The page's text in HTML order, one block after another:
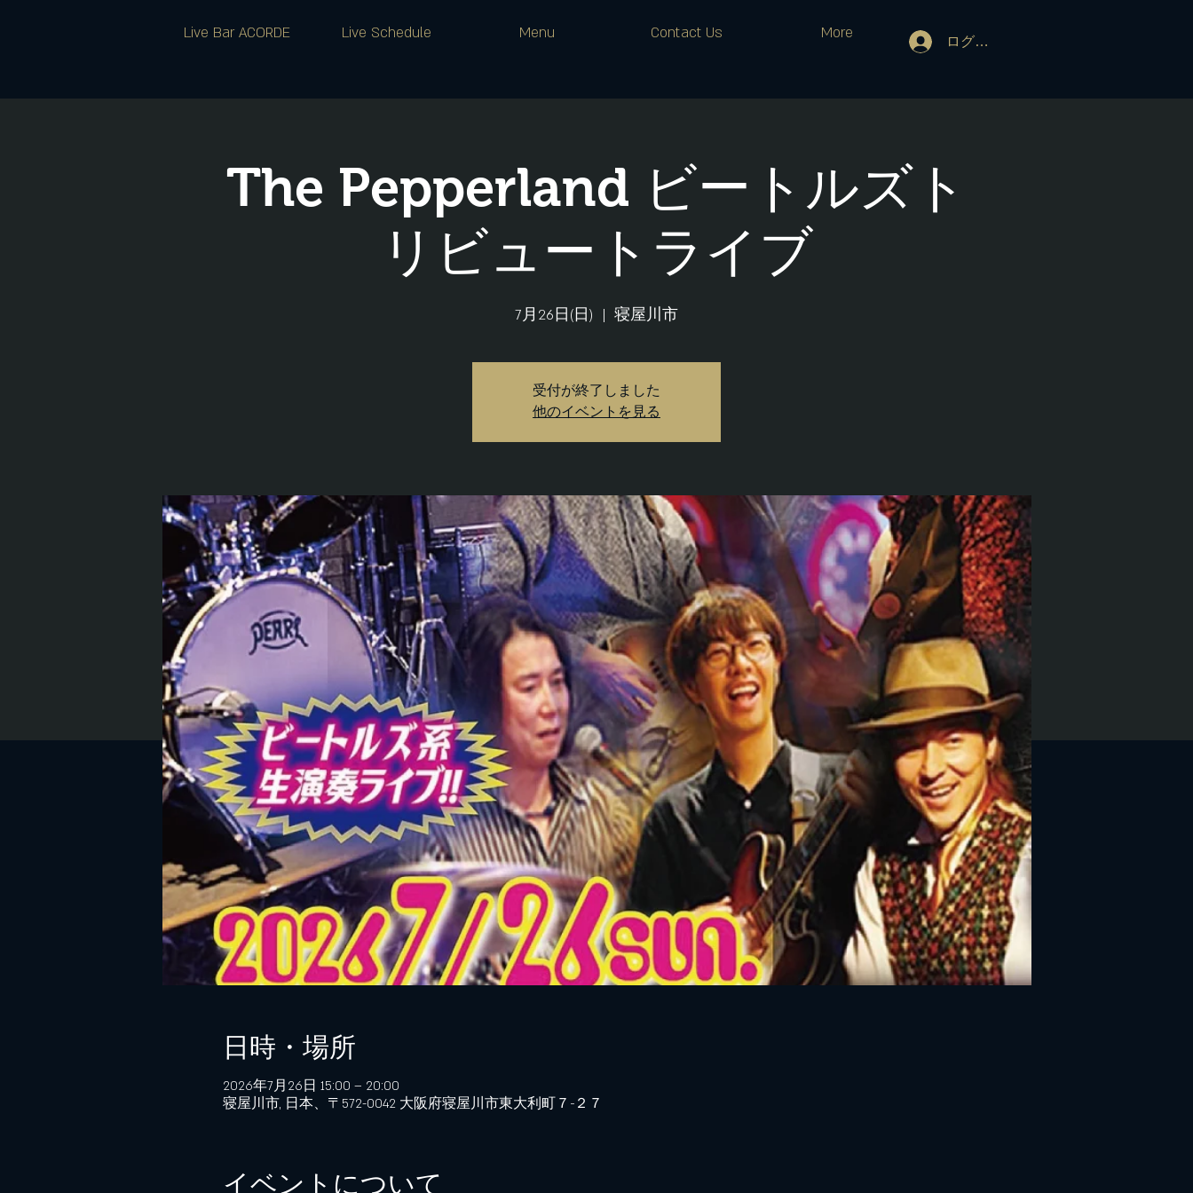
Live Bar ACORDE Live Schedule Menu Contact Us More ログイン
The Pepperland ビートルズト
リビュートライブ
7月26日(日)
  |
寝屋川市
受付が終了しました
他のイベントを見る
日時・場所
2026年7月26日 15:00 – 20:00
寝屋川市, 日本、〒572-0042 大阪府寝屋川市東大利町７−２７
イベントについて